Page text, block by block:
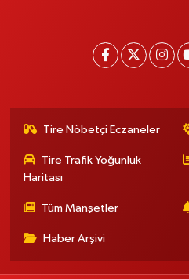
Tire Nöbetçi Eczaneler
Tire Trafik Yoğunluk
Haritası
Tüm Manşetler
Haber Arşivi